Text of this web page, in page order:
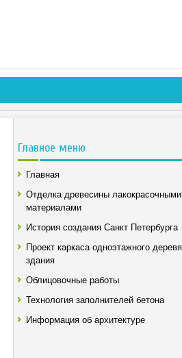
Главное меню
Главная
Отделка древесины лакокрасочными
материалами
История создания Санкт Петербурга
Проект каркаса одноэтажного
здания
Облицовочные работы
Технология заполнителей бетона
Информация об архитектуре